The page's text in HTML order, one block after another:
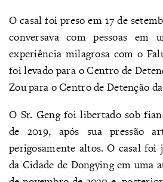
O casal foi preso em 17 de
conversava com pessoas em
experiência milagrosa com o
foi levado para o Centro de
Zou para o Centro de Detenção
O Sr. Geng foi libertado sob
de 2019, após sua pressão
perigosamente altos. O casal
da Cidade de Dongying em uma